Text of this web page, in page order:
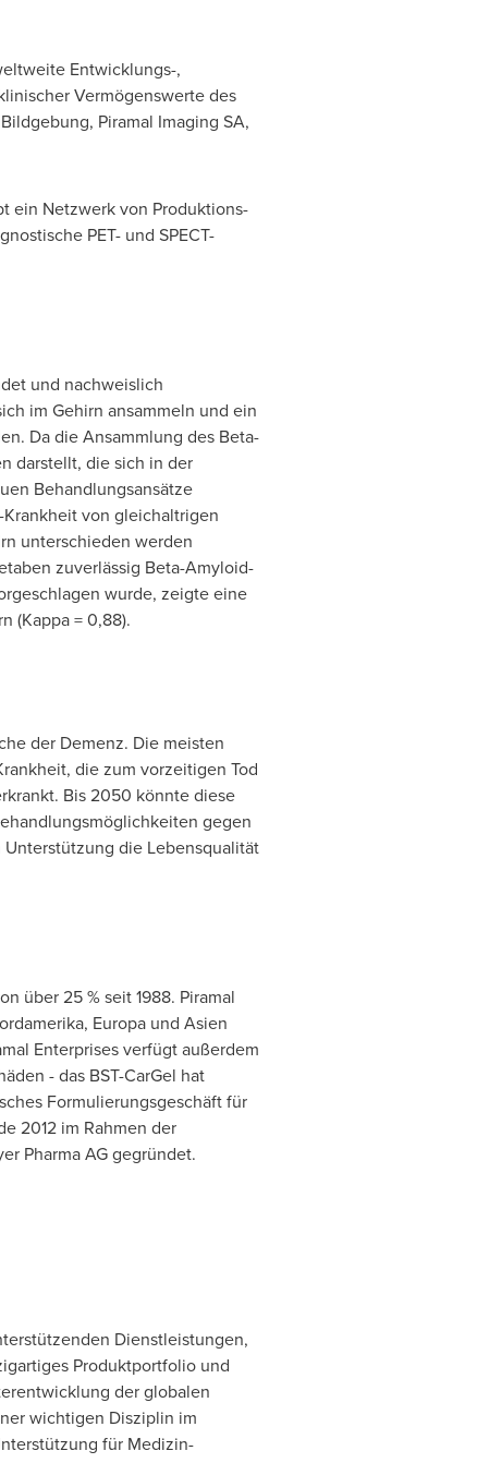
Entwicklungs-,
Vermögenswerte des
Piramal Imaging SA,
ein Netzwerk von Produktions-
PET- und SPECT-
und nachweislich
im Gehirn ansammeln und ein
Da die Ansammlung des Beta-
darstellt, die sich in der
Behandlungsansätze
von gleichaltrigen
unterschieden werden
zuverlässig Beta-Amyloid-
wurde, zeigte eine
(Kappa = 0,88).
der Demenz. Die meisten
die zum vorzeitigen Tod
Bis 2050 könnte diese
gegen
die Lebensqualität
über 25 % seit 1988. Piramal
Europa und Asien
Enterprises verfügt außerdem
- das BST-CarGel hat
Formulierungsgeschäft für
2012 im Rahmen der
Pharma AG gegründet.
Dienstleistungen,
Produktportfolio und
der globalen
wichtigen Disziplin im
für Medizin-